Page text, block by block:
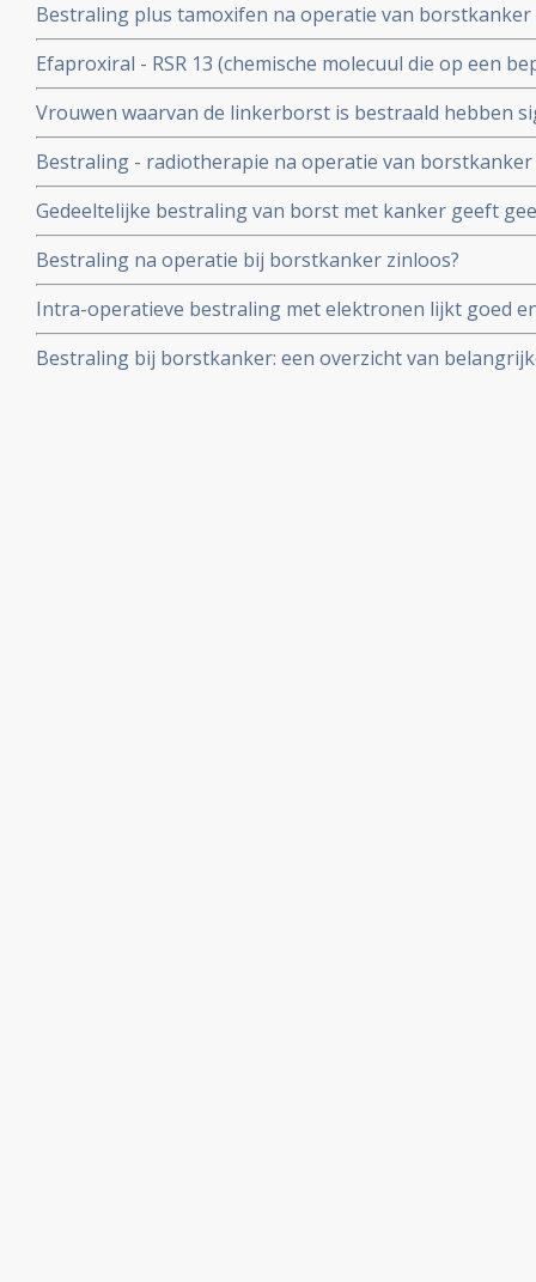
Bestraling plus tamoxifen na operatie van
lijkt zinloos. Voor vrouwen vanaf 50 jaar lijkt deze
uitzaaiingen, al is ook hier geen verschil in overall
Efaproxiral - RSR 13 (chemische molecuul die op een
toevoegt aan de cel ) aanvullend op bestraling geeft
behandeling van hersenmetastases - uitzaaiïngen
Vrouwen waarvan de linkerborst is bestraald hebben
hartklachten later in hun leven dan de vrouwen
Bestraling - radiotherapie na operatie van
met een erfelijke belasting geeft significant groter
dan bij vrouwen die niet erfelijk belast zijn
Gedeeltelijke bestraling van borst met kanker geeft
overlevingstijd en kans op recidief t.o.v. totale
(stadium I en II). De belasting is echter veel minder
Bestraling na operatie bij borstkanker zinloos?
Intra-operatieve bestraling met elektronen lijkt goed
uitwendige bestraling van borstkanker ter voorkoming
Bestraling bij borstkanker: een overzicht van